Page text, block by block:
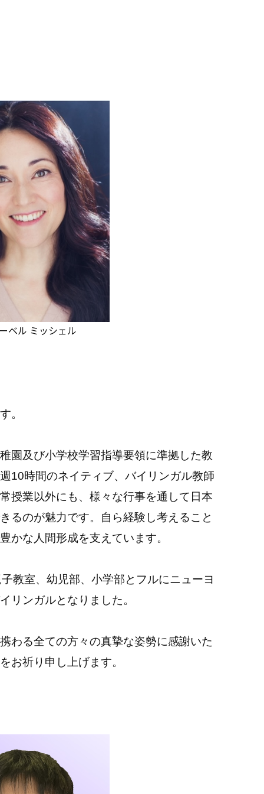
ベル ミッシェル
。
園及び小学校学習指導要領に準拠した教
10時間のネイティブ、バイリンガル教師
授業以外にも、様々な行事を通して日本
るのが魅力です。自ら経験し考えること
かな人間形成を支えています。
教室、幼児部、小学部とフルにニューヨ
リンガルとなりました。
わる全ての方々の真摯な姿勢に感謝いた
お祈り申し上げます。